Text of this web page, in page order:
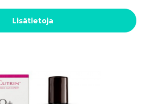
Lisätietoja